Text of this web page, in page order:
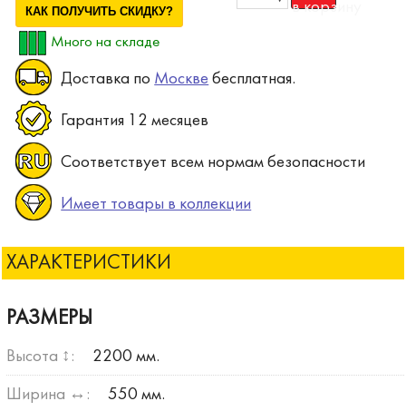
КАК ПОЛУЧИТЬ СКИДКУ?
Много на складе
Доставка по Москве бесплатная.
Гарантия 12 месяцев
Соответствует всем нормам безопасности
Имеет товары в коллекции
ХАРАКТЕРИСТИКИ
РАЗМЕРЫ
Высота ↕: 2200 мм.
Ширина ↔: 550 мм.